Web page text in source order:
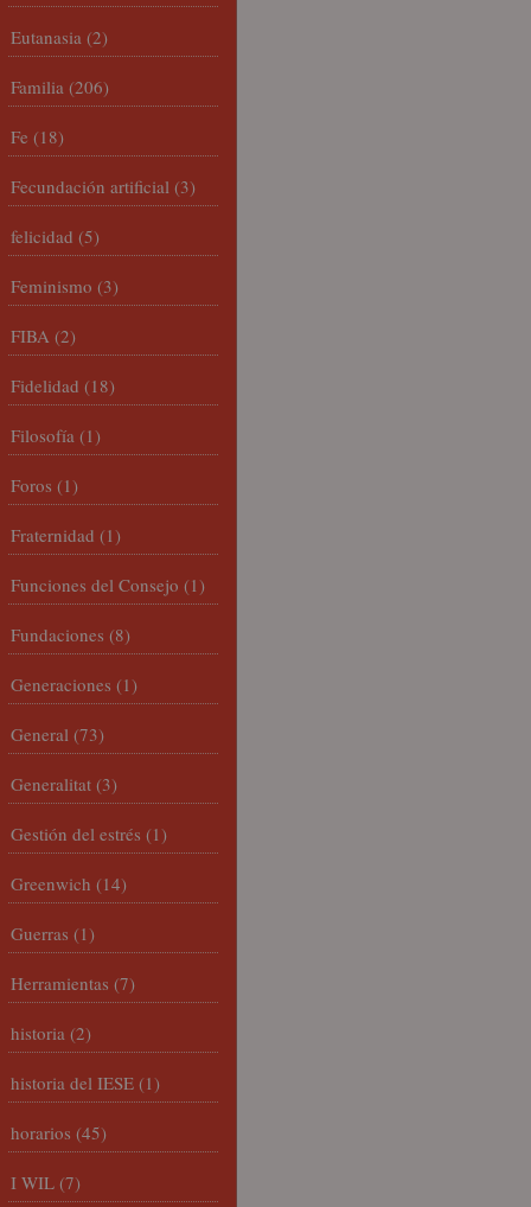
Eutanasia (2)
Familia (206)
Fe (18)
Fecundación artificial (3)
felicidad (5)
Feminismo (3)
FIBA (2)
Fidelidad (18)
Filosofía (1)
Foros (1)
Fraternidad (1)
Funciones del Consejo (1)
Fundaciones (8)
Generaciones (1)
General (73)
Generalitat (3)
Gestión del estrés (1)
Greenwich (14)
Guerras (1)
Herramientas (7)
historia (2)
historia del IESE (1)
horarios (45)
I WIL (7)